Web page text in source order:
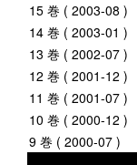
15 巻 ( 2003-08 )
14 巻 ( 2003-01 )
13 巻 ( 2002-07 )
12 巻 ( 2001-12 )
11 巻 ( 2001-07 )
10 巻 ( 2000-12 )
9 巻 ( 2000-07 )